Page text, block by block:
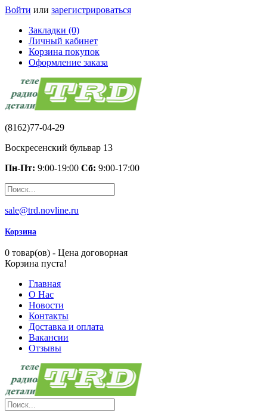
Войти или зарегистрироваться
Закладки (0)
Личный кабинет
Корзина покупок
Оформление заказа
(8162)77-04-29
Воскресенский бульвар 13
Пн-Пт: 9:00-19:00 Сб: 9:00-17:00
sale@trd.novline.ru
Корзина
0 товар(ов) - Цена договорная
Корзина пуста!
Главная
О Нас
Новости
Контакты
Доставка и оплата
Вакансии
Отзывы